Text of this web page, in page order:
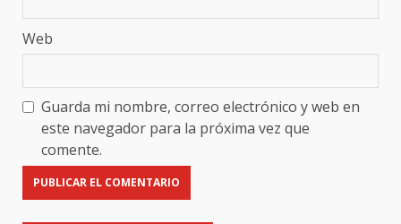
Web
Guarda mi nombre, correo electrónico y web en
este navegador para la próxima vez que
comente.